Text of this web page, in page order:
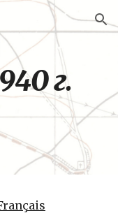
Skip to navigation
г.